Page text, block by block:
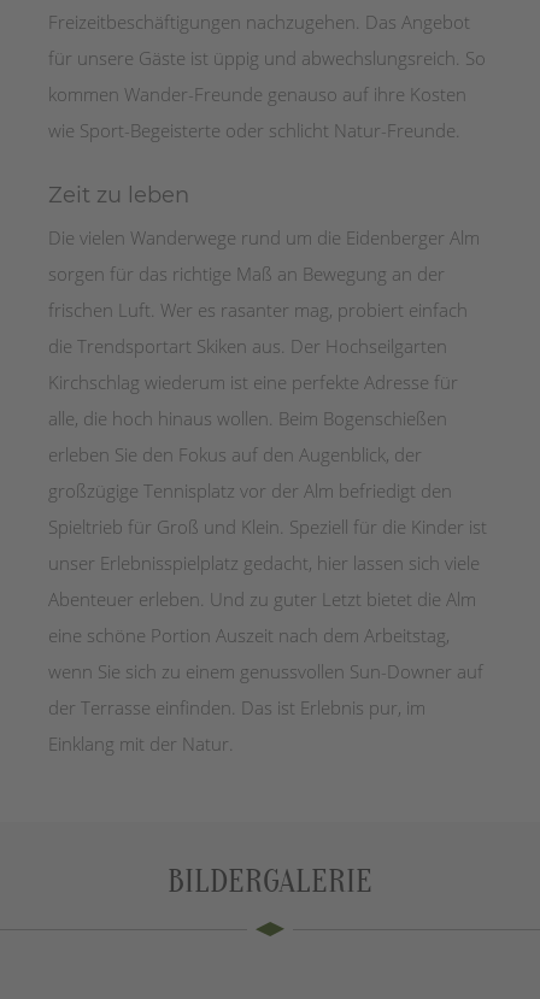
Freizeitbeschäftigungen nachzugehen. Das Angebot
für unsere Gäste ist üppig und abwechslungsreich. So
kommen Wander-Freunde genauso auf ihre Kosten
wie Sport-Begeisterte oder schlicht Natur-Freunde.
Zeit zu leben
Die vielen Wanderwege rund um die Eidenberger Alm
sorgen für das richtige Maß an Bewegung an der
frischen Luft. Wer es rasanter mag, probiert einfach
die Trendsportart Skiken aus. Der Hochseilgarten
Kirchschlag wiederum ist eine perfekte Adresse für
alle, die hoch hinaus wollen. Beim Bogenschießen
erleben Sie den Fokus auf den Augenblick, der
großzügige Tennisplatz vor der Alm befriedigt den
Spieltrieb für Groß und Klein. Speziell für die Kinder ist
unser Erlebnisspielplatz gedacht, hier lassen sich viele
Abenteuer erleben. Und zu guter Letzt bietet die Alm
eine schöne Portion Auszeit nach dem Arbeitstag,
wenn Sie sich zu einem genussvollen Sun-Downer auf
der Terrasse einfinden. Das ist Erlebnis pur, im
Einklang mit der Natur.
BILDERGALERIE